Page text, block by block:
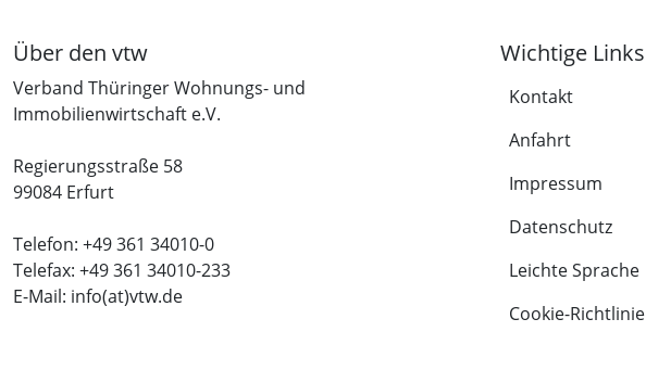
Über den vtw
Verband Thüringer Wohnungs- und
Immobilienwirtschaft e.V.
Regierungsstraße 58
99084 Erfurt
Telefon: +49 361 34010-0
Telefax: +49 361 34010-233
E-Mail: info(at)vtw.de
Wichtige Links
Kontakt
Anfahrt
Impressum
Datenschutz
Leichte Sprache
Cookie-Richtlinie